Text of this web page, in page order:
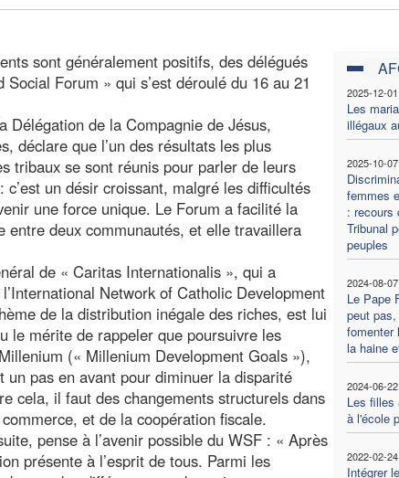
2025-12-01
Les
illégaux
2025-10-07
femmes
: recours
Tribunal
peuples
2024-08-07
Le Pape
peut
fomenter
la haine
2024-06-22
Les filles
à l'école
2022-02-24
Intégrer
sont généralement positifs, des délégués
Forum » qui s’est déroulé du 16 au 21
Délégation de la Compagnie de Jésus,
déclare que l’un des résultats les plus
tribaux se sont réunis pour parler de leurs
un désir croissant, malgré les difficultés
une force unique. Le Forum a facilité la
entre deux communautés, et elle travaillera
de « Caritas Internationalis », qui a
Network of Catholic Development
de la distribution inégale des riches, est lui
le mérite de rappeler que poursuivre les
(« Millenium Development Goals »),
pas en avant pour diminuer la disparité
cela, il faut des changements structurels dans
et de la coopération fiscale.
pense à l’avenir possible du WSF : « Après
présente à l’esprit de tous. Parmi les